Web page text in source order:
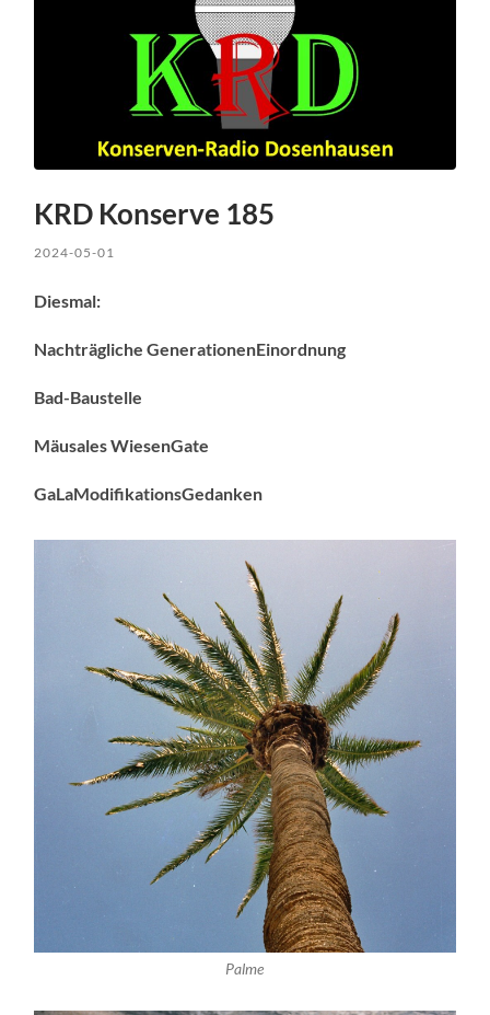
KRD Konserve 185
2024-05-01
Diesmal:
Nachträgliche GenerationenEinordnung
Bad-Baustelle
Mäusales WiesenGate
GaLaModifikationsGedanken
Palme